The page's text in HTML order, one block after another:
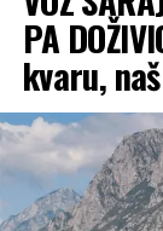
PA
kvaru,